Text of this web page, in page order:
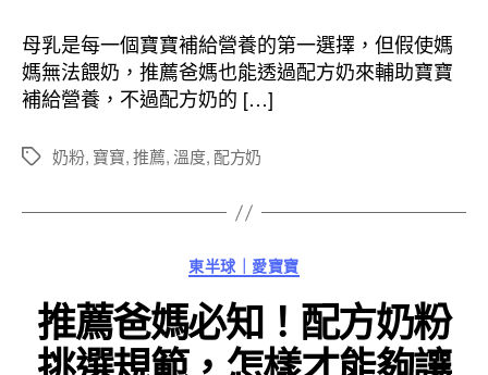
者
佈
日
期
母乳是每一個寶寶補給營養的第一選擇，但假使媽
媽無法餵奶，推薦爸媽也能透過配方奶來輔助寶寶
補給營養，不過配方奶的 […]
標
奶粉, 寶寶,推薦,溫度,配方奶
分
類
東半球｜愛寶寶
推薦爸媽必知！配方奶粉